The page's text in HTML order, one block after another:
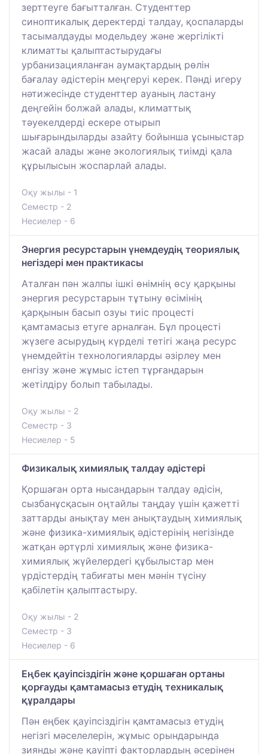
зерттеуге бағытталған. Студенттер
синоптикалық деректерді талдау, қоспаларды
тасымалдауды модельдеу және жергілікті
климатты қалыптастырудағы
урбанизацияланған аумақтардың рөлін
бағалау әдістерін меңгеруі керек. Пәнді игеру
нәтижесінде студенттер ауаның ластану
деңгейін болжай алады, климаттық
тәуекелдерді ескере отырып
шығарындыларды азайту бойынша ұсыныстар
жасай алады және экологиялық тиімді қала
құрылысын жоспарлай алады.
Оқу жылы - 1
Семестр - 2
Несиелер - 6
Энергия ресурстарын үнемдеудің теориялық
негіздері мен практикасы
Аталған пән жалпы ішкі өнімнің өсу қарқыны
энергия ресурстарын тұтыну өсімінің
қарқынын басып озуы тиіс процесті
қамтамасыз етуге арналған. Бұл процесті
жүзеге асырудың күрделі тетігі жаңа ресурс
үнемдейтін технологияларды әзірлеу мен
енгізу және жұмыс істеп тұрғандарын
жетілдіру болып табылады.
Оқу жылы - 2
Семестр - 3
Несиелер - 5
Физикалық химиялық талдау әдістері
Қоршаған орта нысандарын талдау әдісін,
сызбанұсқасын оңтайлы таңдау үшін қажетті
заттарды анықтау мен анықтаудың химиялық
және физика-химиялық әдістерінің негізінде
жатқан әртүрлі химиялық және физика-
химиялық жүйелердегі құбылыстар мен
үрдістердің табиғаты мен мәнін түсіну
қабілетін қалыптастыру.
Оқу жылы - 2
Семестр - 3
Несиелер - 6
Еңбек қауіпсіздігін және қоршаған ортаны
қорғауды қамтамасыз етудің техникалық
құралдары
Пән еңбек қауіпсіздігін қамтамасыз етудің
негізгі мәселелерін, жұмыс орындарында
зиянды және қауіпті факторлардың әсерінен